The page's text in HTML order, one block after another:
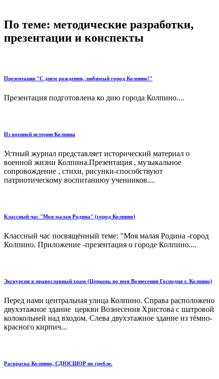
По теме: методические разработки,
презентации и конспекты
Презентация "С днем рождения, любимый город Колпино!"
Презентация подготовлена ко дню города Колпино....
Из военной истории Колпина
Устный журнал представляет исторический материал о
военной жизни Колпина.Презентация , музыкальное
сопровождение , стихи, рисунки-способствуют
патриотическому воспитаниюу ученииков....
Классный час "Моя малая Родина" (город Колпино)
Классный час посвящённый теме: "Моя малая Родина -город
Колпино. Приложение -презентация о городе Колпино....
Экскурсия в православный храм (Церковь во имя Вознесения Господня г. Колпино)
Перед нами центральная улица Колпино. Справа расположено
двухэтажное здание церкви Вознесения Христова с шатровой
колокольней над входом. Слева двухэтажное здание из тёмно-
красного кирпич...
Раскраска Колпино, СДЮСШОР по гребле.